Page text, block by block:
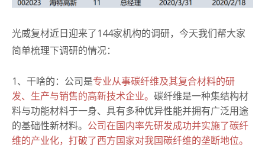
光威复材近日迎来了144家机构的调研，今天我们帮大家
简单梳理下调研的情况：
1、干啥的：公司是专业从事碳纤维及其复合材料的研
发、生产与销售的高新技术企业。 碳纤维是一种集结构材
料与功能材料于一身、具有多种优异性能并拥有广泛用途
的基础性新材料。 公司在国内率先研发成功并实施了碳纤
维的产业化，打破了西方国家对我国碳纤维的垄断地位。